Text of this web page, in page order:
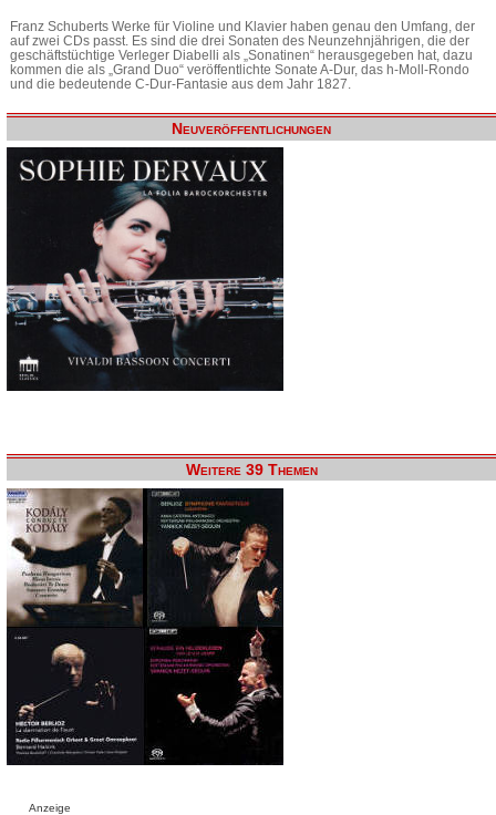
Franz Schuberts Werke für Violine und Klavier haben genau den Umfang, der
auf zwei CDs passt. Es sind die drei Sonaten des Neunzehnjährigen, die der
geschäftstüchtige Verleger Diabelli als „Sonatinen“ herausgegeben hat, dazu
kommen die als „Grand Duo“ veröffentlichte Sonate A-Dur, das h-Moll-Rondo
und die bedeutende C-Dur-Fantasie aus dem Jahr 1827.
Neuveröffentlichungen
Weitere 39 Themen
Anzeige